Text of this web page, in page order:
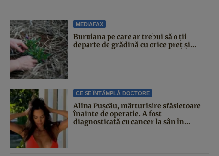
MEDIAFAX
Buruiana pe care ar trebui să o ții
departe de grădină cu orice preț și...
CE SE ÎNTÂMPLĂ DOCTORE
Alina Pușcău, mărturisire sfâșietoare
înainte de operație. A fost
diagnosticată cu cancer la sân în...